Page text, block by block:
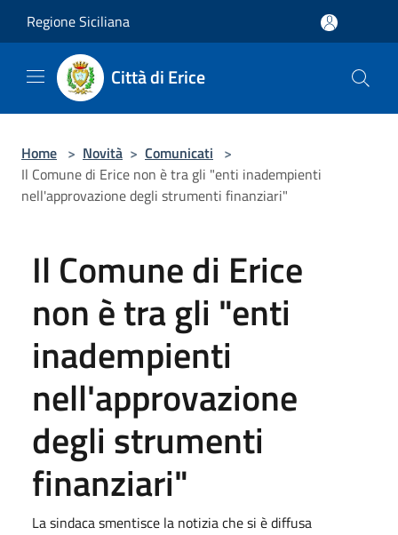
Regione Siciliana
Città di Erice
Home > Novità > Comunicati >
Il Comune di Erice non è tra gli "enti inadempienti
nell'approvazione degli strumenti finanziari"
Il Comune di Erice
non è tra gli "enti
inadempienti
nell'approvazione
degli strumenti
finanziari"
La sindaca smentisce la notizia che si è diffusa